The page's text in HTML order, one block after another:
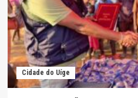
Cidade do Uíge